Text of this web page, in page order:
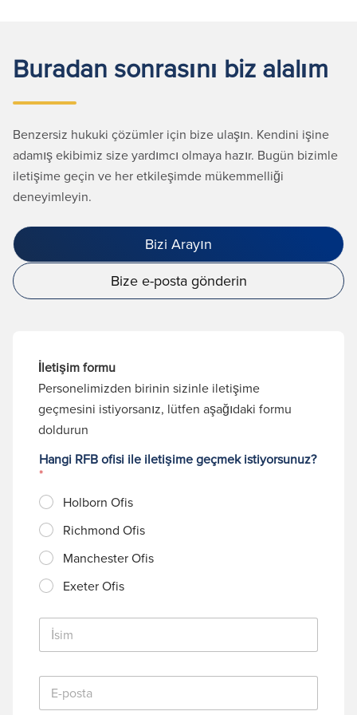
Buradan sonrasını biz alalım
Benzersiz hukuki çözümler için bize ulaşın. Kendini işine
adamış ekibimiz size yardımcı olmaya hazır. Bugün bizimle
iletişime geçin ve her etkileşimde mükemmelliği
deneyimleyin.
Bizi Arayın
Bize e-posta gönderin
İletişim formu
Personelimizden birinin sizinle iletişime
geçmesini istiyorsanız, lütfen aşağıdaki formu
doldurun
Hangi RFB ofisi ile iletişime geçmek istiyorsunuz?
*
Holborn Ofis
Richmond Ofis
Manchester Ofis
Exeter Ofis
İ
i
E